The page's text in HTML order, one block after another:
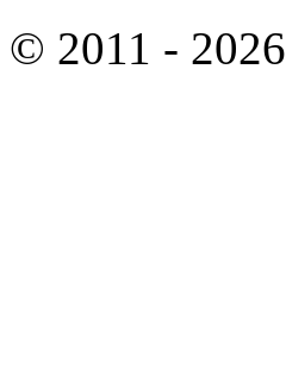
© 2011 - 2026